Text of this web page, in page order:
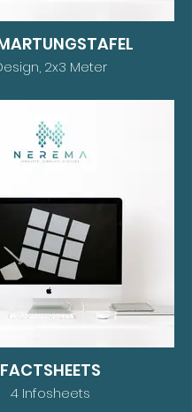
2x3 Meter
FACTSHEETS
4 Infosheets